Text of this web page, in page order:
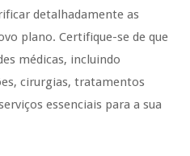
detalhadamente as
plano. Certifique-se de que
médicas, incluindo
cirurgias, tratamentos
essenciais para a sua